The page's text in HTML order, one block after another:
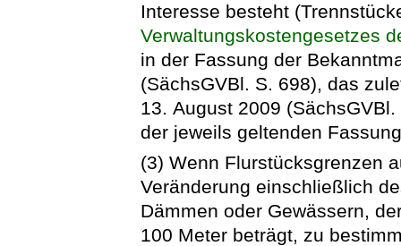
Interesse besteht
Verwaltungskostengesetzes
in der Fassung der
(SächsGVBl. S. 698), das
13. August 2009
der jeweils geltenden
(3) Wenn Flurstücksgrenzen
Veränderung einschließlich
Dämmen oder Gewässern,
100 Meter beträgt, zu